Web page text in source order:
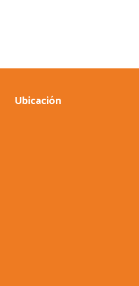
Ubicación